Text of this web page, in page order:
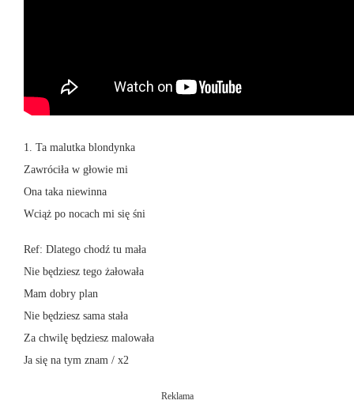
1. Ta malutka blondynka
Zawróciła w głowie mi
Ona taka niewinna
Wciąż po nocach mi się śni
Ref: Dlatego chodź tu mała
Nie będziesz tego żałowała
Mam dobry plan
Nie będziesz sama stała
Za chwilę będziesz malowała
Ja się na tym znam / x2
Reklama